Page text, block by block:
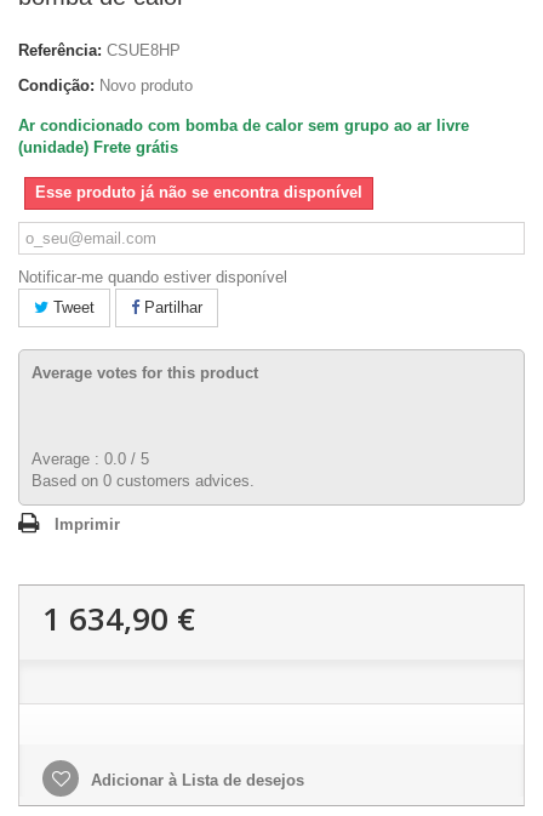
Referência: CSUE8HP
Condição: Novo produto
Ar condicionado com bomba de calor sem grupo ao ar livre
(unidade) Frete grátis
Esse produto já não se encontra disponível
Notificar-me quando estiver disponível
Tweet
Partilhar
Average votes for this product
Average : 0.0 / 5
Based on 0 customers advices.
Imprimir
1 634,90 €
Adicionar à Lista de desejos